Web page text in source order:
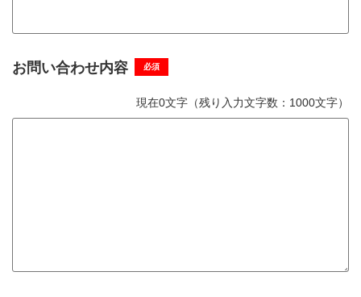
お問い合わせ内容 必須
現在0文字（残り入力文字数： 1000文字）